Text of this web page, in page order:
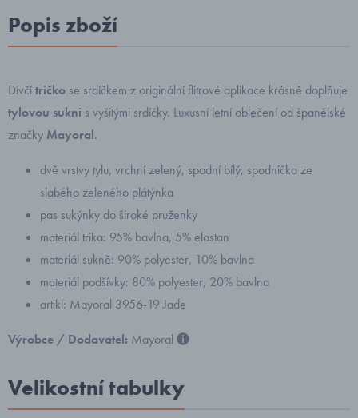
Popis zboží
Dívčítričko se srdíčkem z originální flitrové aplikace krásně doplňuje
tylovou sukni s vyšitými srdíčky. Luxusní letní oblečení od španělské
značky Mayoral.
dvě vrstvy tylu, vrchní zelený, spodní bílý, spodnička ze
slabého zeleného plátýnka
pas sukýnky do široké pruženky
materiál trika: 95% bavlna, 5% elastan
materiál sukně: 90% polyester, 10% bavlna
materiál podšívky: 80% polyester, 20% bavlna
artikl: Mayoral 3956-19 Jade
Výrobce / Dodavatel: Mayoral
Velikostní tabulky